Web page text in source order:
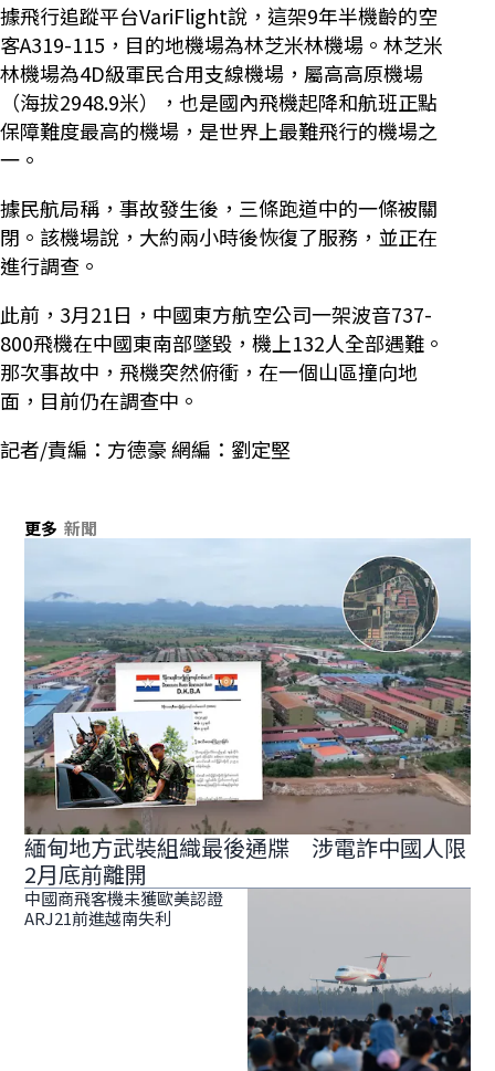
據飛行追蹤平台VariFlight說，這架9年半機齡的空
客A319-115，目的地機場為林芝米林機場。林芝米
林機場為4D級軍民合用支線機場，屬高高原機場
（海拔2948.9米），也是國內飛機起降和航班正點
保障難度最高的機場，是世界上最難飛行的機場之
一。
據民航局稱，事故發生後，三條跑道中的一條被關
閉。該機場說，大約兩小時後恢復了服務，並正在
進行調查。
此前，3月21日，中國東方航空公司一架波音737-
800飛機在中國東南部墜毀，機上132人全部遇難。
那次事故中，飛機突然俯衝，在一個山區撞向地
面，目前仍在調查中。
記者/責編：方德豪 網編：劉定堅
更多 新聞
緬甸地方武裝組織最後通牒 涉電詐中國人限
2月底前離開
中國商飛客機未獲歐美認證
ARJ21前進越南失利